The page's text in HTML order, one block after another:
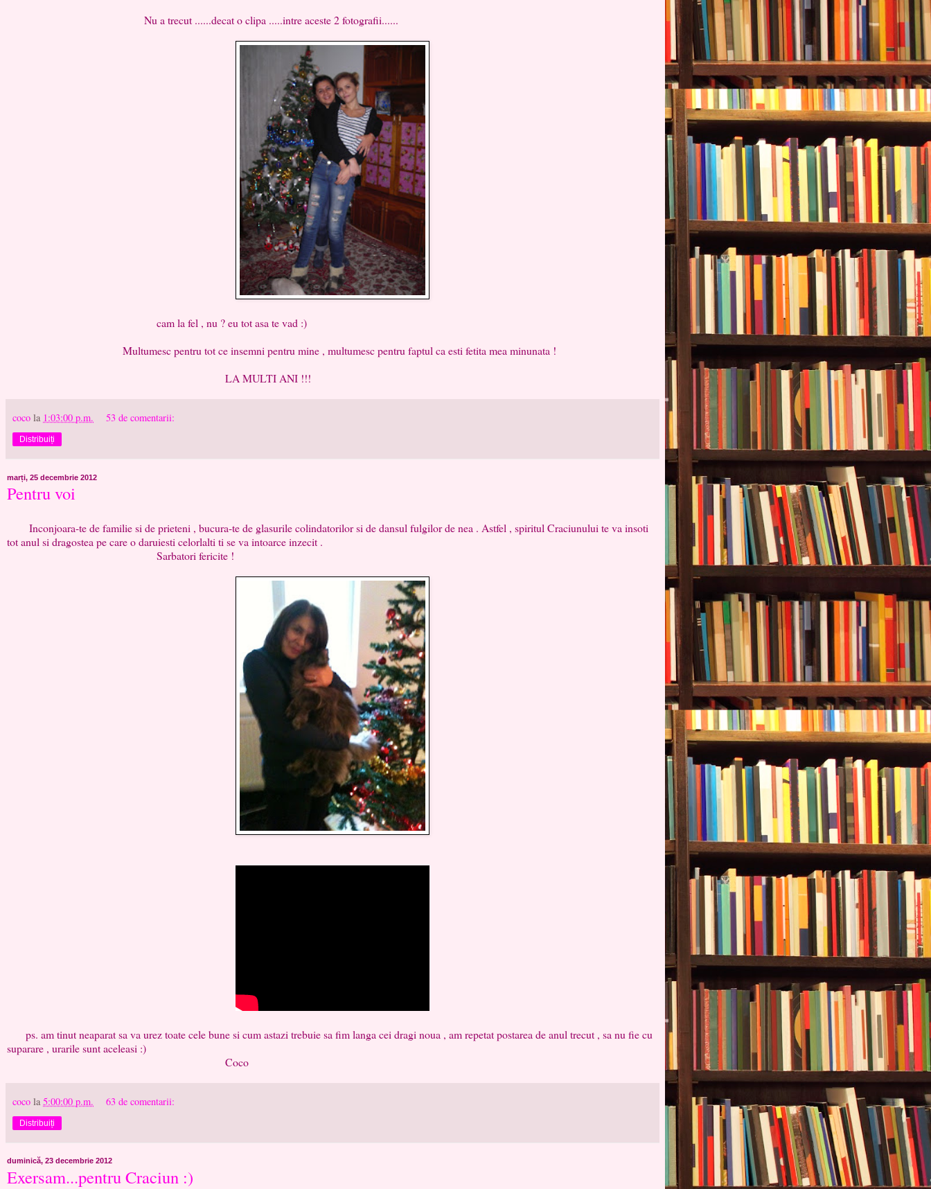
Nu a trecut ......decat o clipa .....intre aceste 2 fotografii......
cam la fel , nu ? eu tot asa te vad :)
Multumesc pentru tot ce insemni pentru mine , multumesc pentru faptul ca esti fetita mea minunata !
LA MULTI ANI !!!
coco la 1:03:00 p.m. 53 de comentarii:
Distribuiți
marți, 25 decembrie 2012
Pentru voi
Inconjoara-te de familie si de prieteni , bucura-te de glasurile colindatorilor si de dansul fulgilor de nea . Astfel , spiritul Craciunului te va insoti
tot anul si dragostea pe care o daruiesti celorlalti ti se va intoarce inzecit .
Sarbatori fericite !
ps. am tinut neaparat sa va urez toate cele bune si cum astazi trebuie sa fim langa cei dragi noua , am repetat postarea de anul trecut , sa nu fie cu
suparare , urarile sunt aceleasi :)
Coco
coco la 5:00:00 p.m. 63 de comentarii:
Distribuiți
duminică, 23 decembrie 2012
Exersam...pentru Craciun :)